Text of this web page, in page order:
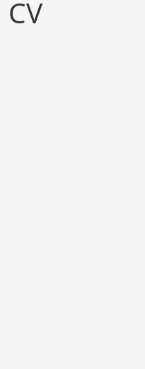
CV